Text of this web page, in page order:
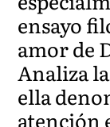
ensayo
amor de
Analiza
ella
atención